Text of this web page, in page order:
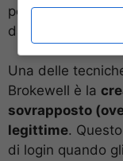
permettendo
dati finanziari e
Una delle
Brokewell è la
sovrapposto
legittime.
di login quando